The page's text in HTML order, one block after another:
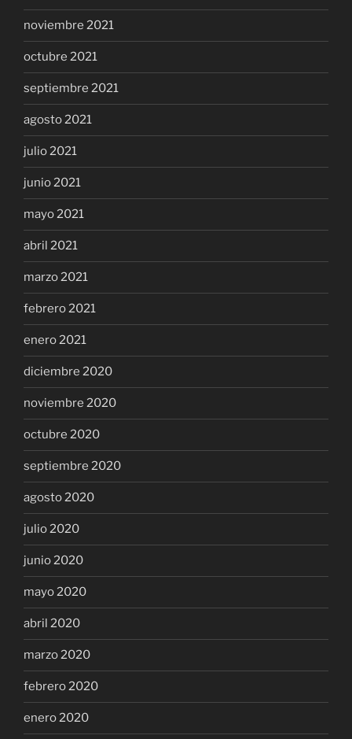
noviembre 2021
octubre 2021
septiembre 2021
agosto 2021
julio 2021
junio 2021
mayo 2021
abril 2021
marzo 2021
febrero 2021
enero 2021
diciembre 2020
noviembre 2020
octubre 2020
septiembre 2020
agosto 2020
julio 2020
junio 2020
mayo 2020
abril 2020
marzo 2020
febrero 2020
enero 2020